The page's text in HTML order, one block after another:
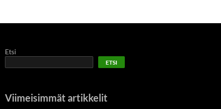
Etsi
ETSI
Viimeisimmät artikkelit